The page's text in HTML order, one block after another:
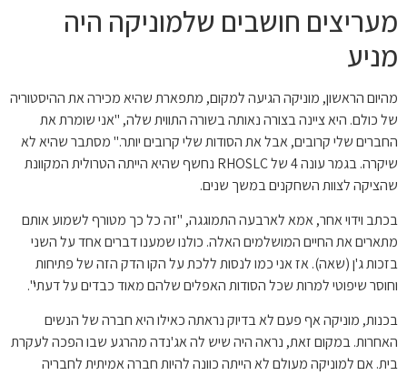
מעריצים חושבים שלמוניקה היה
מניע
מהיום הראשון, מוניקה הגיעה למקום, מתפארת שהיא מכירה את ההיסטוריה
של כולם. היא ציינה בצורה נאותה בשורה התווית שלה, "אני שומרת את
החברים שלי קרובים, אבל את הסודות שלי קרובים יותר." מסתבר שהיא לא
שיקרה. בגמר עונה 4 של RHOSLC נחשף שהיא הייתה הטרולית המקוונת
שהציקה לצוות השחקנים במשך שנים.
בכתב וידוי אחר, אמא לארבעה התמוגגה, "זה כל כך מטורף לשמוע אותם
מתארים את החיים המושלמים האלה. כולנו שמענו דברים אחד על השני
בזכות ג'ן (שאה). אז אני כמו לנסות ללכת על הקו הדק הזה של פתיחות
וחוסר שיפוטי למרות שכל הסודות האפלים שלהם מאוד כבדים על דעתי".
בכנות, מוניקה אף פעם לא בדיוק נראתה כאילו היא חברה של הנשים
האחרות. במקום זאת, נראה היה שיש לה אג'נדה מהרגע שבו הפכה לעקרת
בית. אם למוניקה מעולם לא הייתה כוונה להיות חברה אמיתית לחבריה